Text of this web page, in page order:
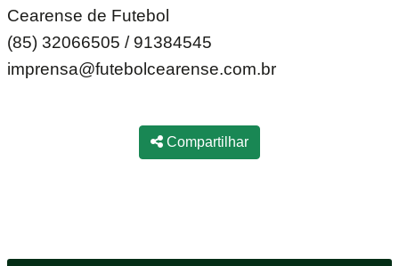
Cearense de Futebol
(85) 32066505 / 91384545
imprensa@futebolcearense.com.br
Compartilhar